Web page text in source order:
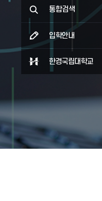
통합검색
입학안내
한경국립대학교